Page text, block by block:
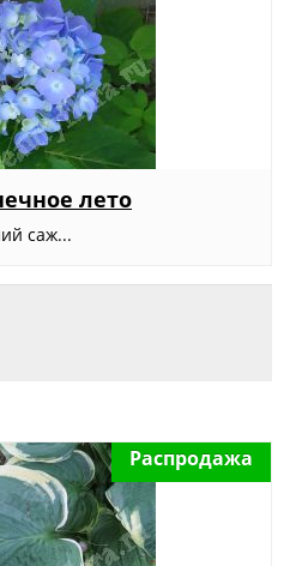
лето
саж...
Распродажа